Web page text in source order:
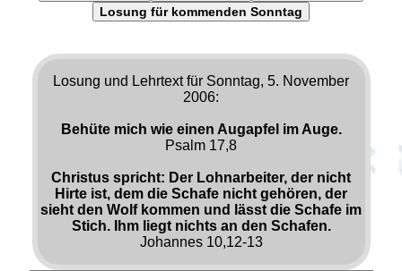
Losung für kommenden Sonntag
Losung und Lehrtext für Sonntag, 5. November
2006:
Behüte mich wie einen Augapfel im Auge.
Psalm 17,8
Christus spricht: Der Lohnarbeiter, der nicht
Hirte ist, dem die Schafe nicht gehören, der
sieht den Wolf kommen und lässt die Schafe im
Stich. Ihm liegt nichts an den Schafen.
Johannes 10,12-13